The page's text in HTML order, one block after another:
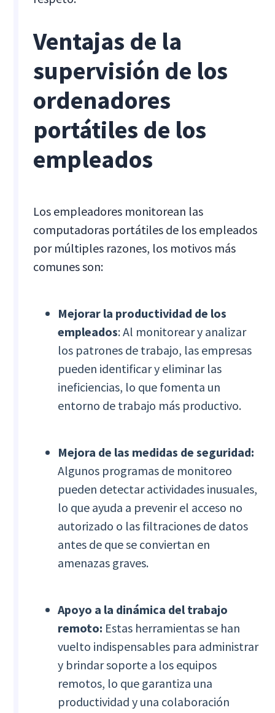
Ventajas de la
supervisión de los
ordenadores
portátiles de los
empleados
Los empleadores monitorean las
computadoras portátiles de los empleados
por múltiples razones, los motivos más
comunes son:
Mejorar la productividad de los
empleados: Al monitorear y analizar
los patrones de trabajo, las empresas
pueden identificar y eliminar las
ineficiencias, lo que fomenta un
entorno de trabajo más productivo.
Mejora de las medidas de seguridad:
Algunos programas de monitoreo
pueden detectar actividades inusuales,
lo que ayuda a prevenir el acceso no
autorizado o las filtraciones de datos
antes de que se conviertan en
amenazas graves.
Apoyo a la dinámica del trabajo
remoto: Estas herramientas se han
vuelto indispensables para administrar
y brindar soporte a los equipos
remotos, lo que garantiza una
productividad y una colaboración